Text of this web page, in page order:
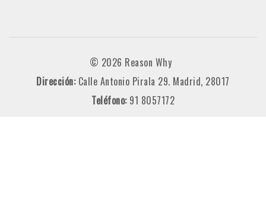
© 2026 Reason Why
Dirección: Calle Antonio Pirala 29. Madrid, 28017
Teléfono: 91 8057172